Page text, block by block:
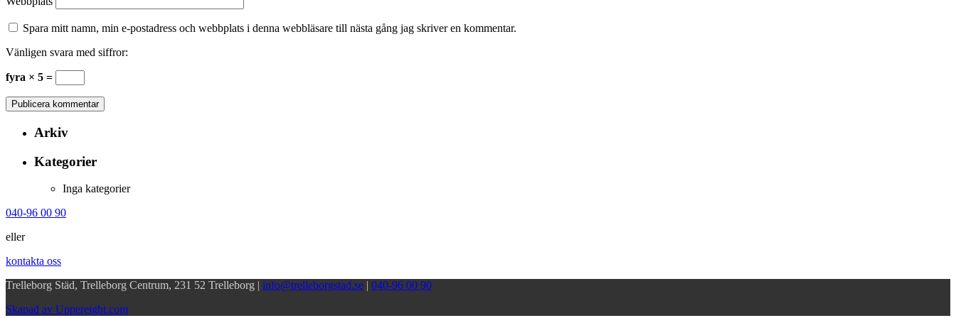
Spara mitt namn, min e-postadress och webbplats i denna webbläsare till nästa gång jag skriver en kommentar.
Vänligen svara med siffror:
fyra × 5 =
Arkiv
Kategorier
Inga kategorier
040-96 00 90
eller
kontakta oss
Trelleborg Städ, Trelleborg Centrum, 231 52 Trelleborg | info@trelleborgstad.se | 040-96 00 90
Skapad av Uppereight.com